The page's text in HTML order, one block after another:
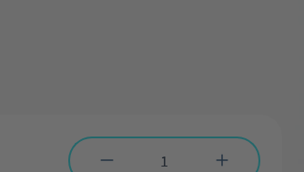
Produkt Anzahl: Gib den gewünschten